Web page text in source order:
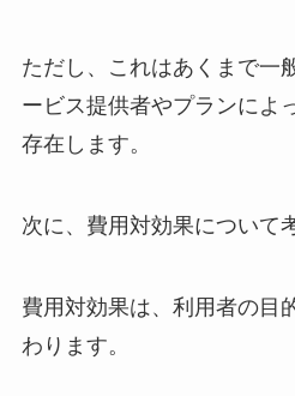
ただし、これはあくまで一
ービス提供者やプランによ
存在します。
次に、費用対効果について
費用対効果は、利用者の目
わります。